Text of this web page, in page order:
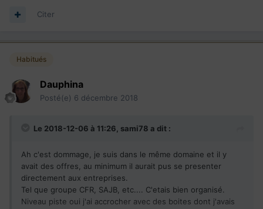
Citer
Habitués
Dauphina
Posté(e) 6 décembre 2018
Le 2018-12-06 à 11:26, sami78 a dit :
Ah c'est dommage, je suis dans le même domaine et il y
avait des offres, au minimum il aurait pus se presenter
directement aux entreprises.
Tel que groupe CFR, SAJB, etc.... C'etais bien organisé.
Niveau piste oui j'ai accrocher avec des boites dont j'avais